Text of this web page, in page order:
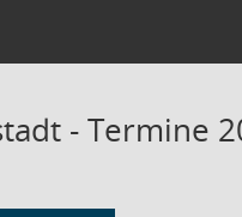
- Termine